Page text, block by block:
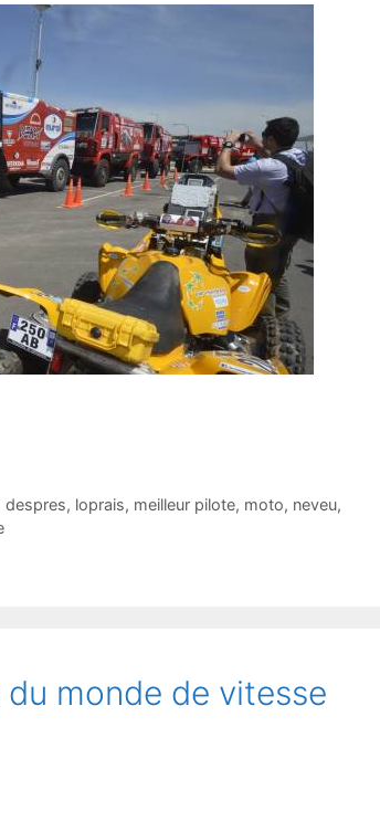
despres, loprais, meilleur pilote, moto, neveu,
monde de vitesse